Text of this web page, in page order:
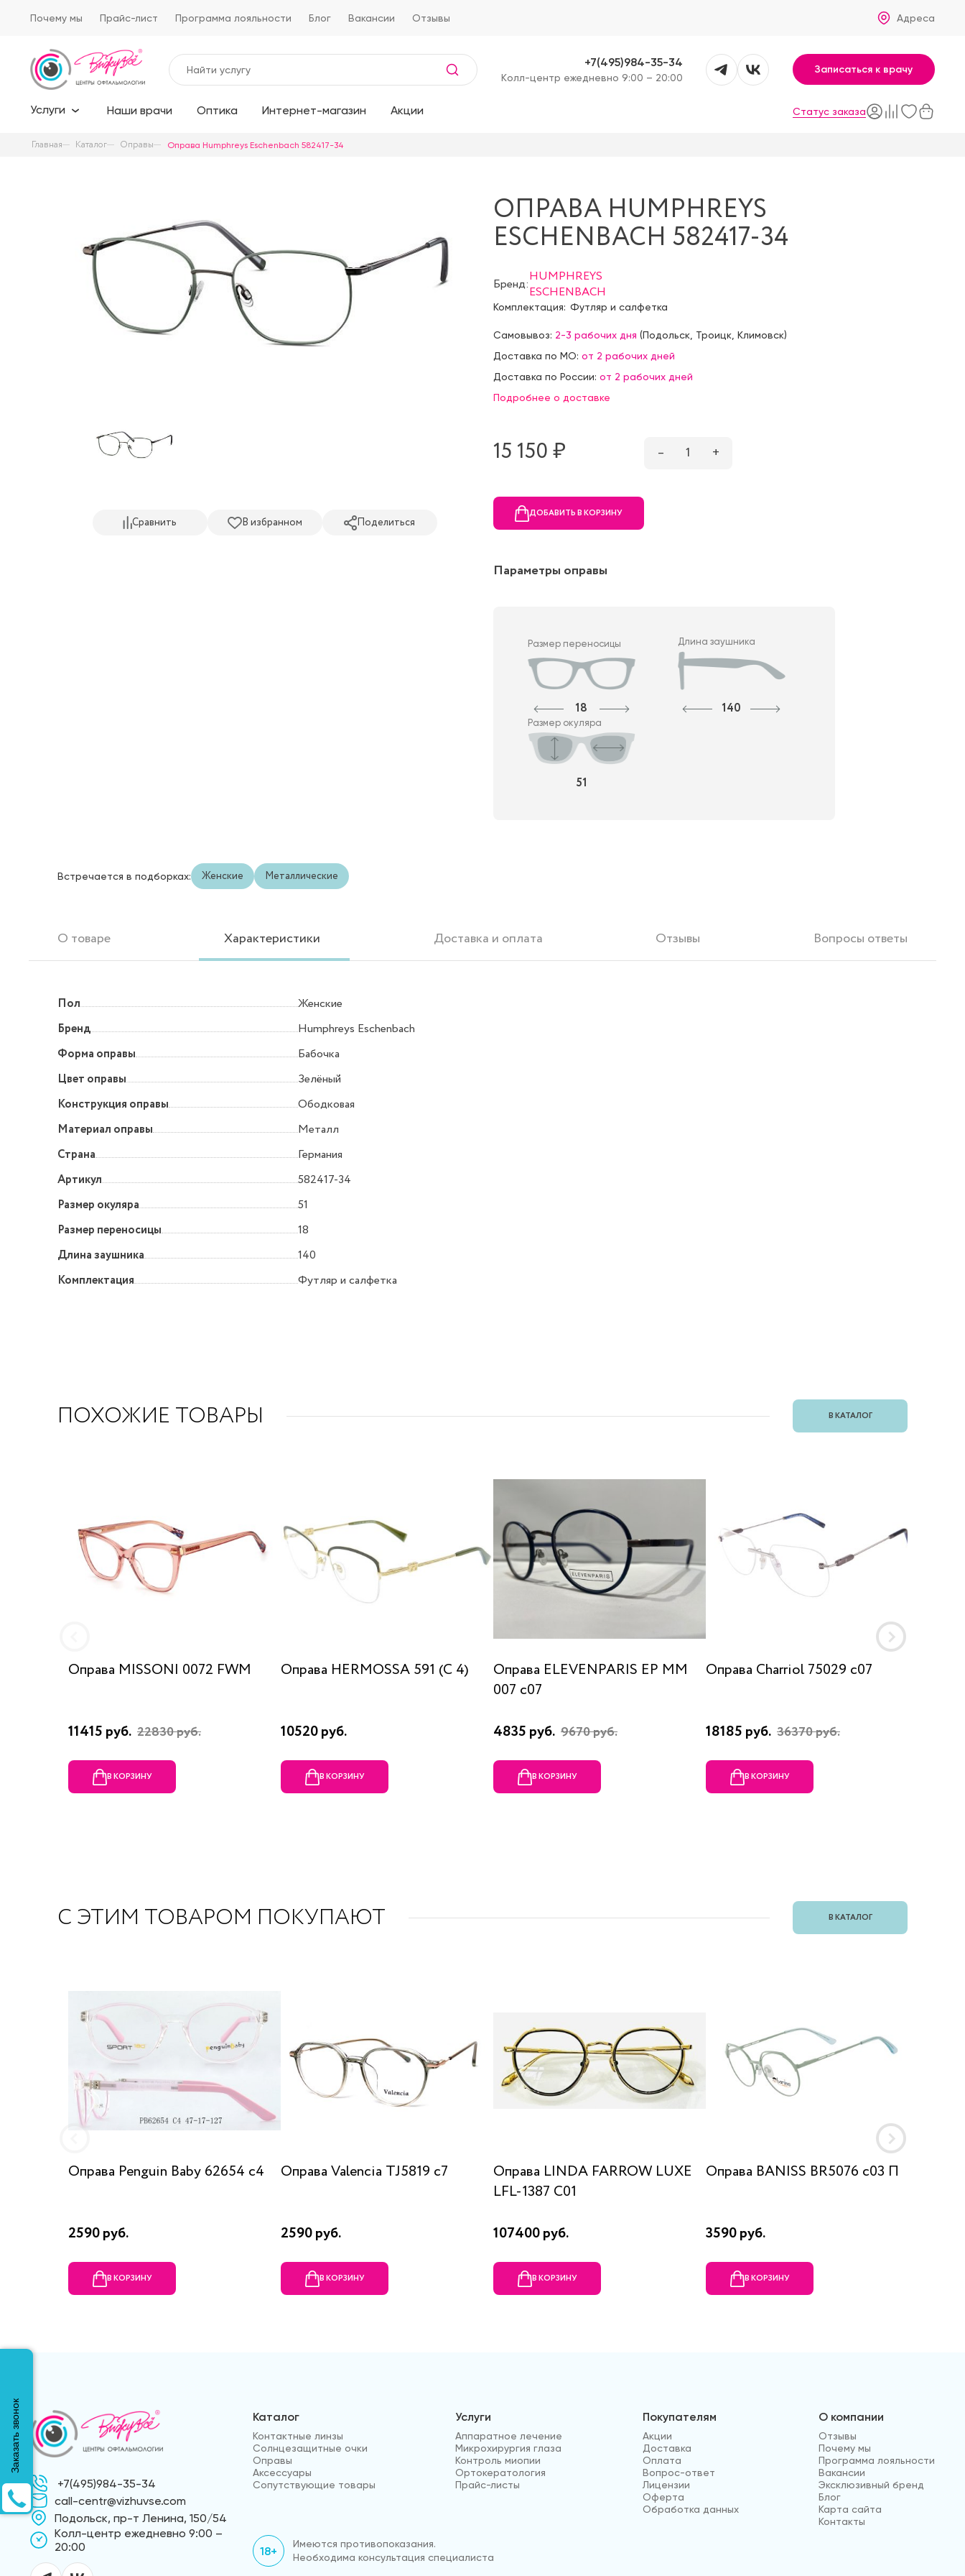
Почему мы Прайс-лист Программа лояльности Блог Вакансии Отзывы Адреса
+7(495)984-35-34
Kолл-центр ежедневно 9:00 – 20:00
Записаться к врачу
Услуги Наши врачи Оптика Интернет-магазин Акции Статус заказа
Главная Каталог Оправы Оправа Humphreys Eschenbach 582417-34
Сравнить В избранном Поделиться
ОПРАВА HUMPHREYS
ESCHENBACH 582417-34
Бренд:HUMPHREYS
ESCHENBACH
Комплектация: Футляр и салфетка
Самовывоз: 2-3 рабочих дня (Подольск, Троицк, Климовск)
Доставка по МО: от 2 рабочих дней
Доставка по России: от 2 рабочих дней
Подробнее о доставке
15 150 ₷ – 1 +
ДОБАВИТЬ В КОРЗИНУ
Параметры оправы
Размер переносицы
18
Длина заушника
140
Размер окуляра
51
Встречается в подборках: Женские Металлические
О товаре Характеристики Доставка и оплата Отзывы Вопросы ответы
Пол
Женские
Бренд
Humphreys Eschenbach
Форма оправы
Бабочка
Цвет оправы
Зелёный
Конструкция оправы
Ободковая
Материал оправы
Металл
Страна
Германия
Артикул
582417-34
Размер окуляра
51
Размер переносицы
18
Длина заушника
140
Комплектация
Футляр и салфетка
ПОХОЖИЕ ТОВАРЫ В КАТАЛОГ
Оправа MISSONI 0072 FWM
11415 руб. 22830 руб.
В КОРЗИНУ
Оправа HERMOSSA 591 (C 4)
10520 руб.
В КОРЗИНУ
Оправа ELEVENPARIS EP MM
007 c07
4835 руб. 9670 руб.
В КОРЗИНУ
Оправа Charriol 75029 c07
18185 руб. 36370 руб.
В КОРЗИНУ
С ЭТИМ ТОВАРОМ ПОКУПАЮТ В КАТАЛОГ
Оправа Penguin Baby 62654 c4
2590 руб.
В КОРЗИНУ
Оправа Valencia TJ5819 с7
2590 руб.
В КОРЗИНУ
Оправа LINDA FARROW LUXE
LFL-1387 C01
107400 руб.
В КОРЗИНУ
Оправа BANISS BR5076 c03 П
3590 руб.
В КОРЗИНУ
+7(495)984-35-34
call-centr@vizhuvse.com
Подольск, пр-т Ленина, 150/54
Kолл-центр ежедневно 9:00 –
20:00
Каталог
Контактные линзы
Солнцезащитные очки
Оправы
Аксессуары
Сопутствующие товары
Услуги
Аппаратное лечение
Микрохирургия глаза
Контроль миопии
Ортокератология
Прайс-листы
Покупателям
Акции
Доставка
Оплата
Вопрос-ответ
Лицензии
Оферта
Обработка данных
О компании
Отзывы
Почему мы
Программа лояльности
Вакансии
Эксклюзивный бренд
Блог
Карта сайта
Контакты
18+
Имеются противопоказания.
Необходима консультация специалиста
Заказать звонок